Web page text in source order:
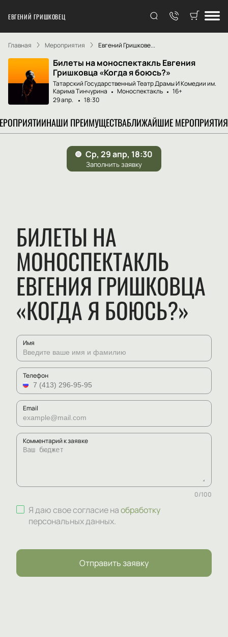
ЕВГЕНИЙ ГРИШКОВЕЦ
Главная Мероприятия Евгений Гришкове...
Билеты на моноспектакль Евгения
Гришковца «Когда я боюсь?»
Татарский Государственный Театр Драмы И Комедии им.
Карима Тинчурина
Моноспектакль
16+
29 апр.
18:30
НАШИ ПРЕИМУЩЕСТВАБЛИЖАЙШИЕ МЕРОПРИЯТИЯ
БИЛЕТЫ НА
МОНОСПЕКТАКЛЬ
ЕВГЕНИЯ ГРИШКОВЦА
«КОГДА Я БОЮСЬ?»
Имя
Телефон
Email
Комментарий к заявке
0/100
Я даю свое согласие наобработку
персональных данных.
Отправить заявку